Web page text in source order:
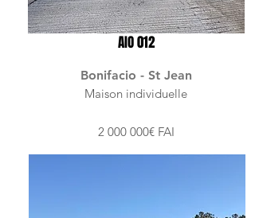
AIO 012
Bonifacio - St Jean
Maison individuelle
2 000 000€ FAI